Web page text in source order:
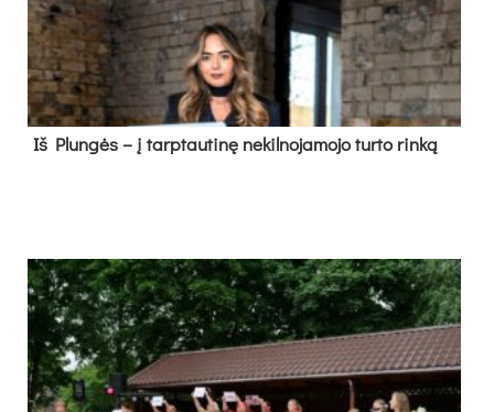
Iš Plungės – į tarptautinę nekilnojamojo turto rinką